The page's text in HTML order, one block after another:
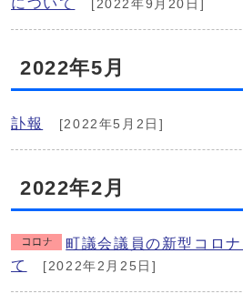
について
[2022年9月20日]
2022年5月
訃報 [2022年5月2日]
2022年2月
町議会議員の新型コロ
て
[2022年2月25日]